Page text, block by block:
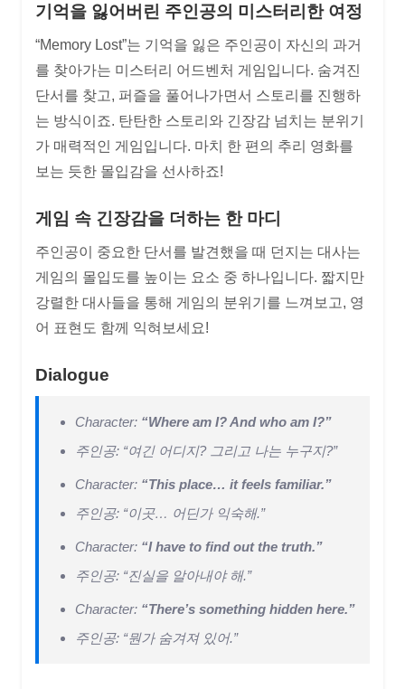
기억을 잃어버린 주인공의 미스터리한 여정
“Memory Lost”는 기억을 잃은 주인공이 자신의 과거
를 찾아가는 미스터리 어드벤처 게임입니다. 숨겨진
단서를 찾고, 퍼즐을 풀어나가면서 스토리를 진행하
는 방식이죠. 탄탄한 스토리와 긴장감 넘치는 분위기
가 매력적인 게임입니다. 마치 한 편의 추리 영화를
보는 듯한 몰입감을 선사하죠!
게임 속 긴장감을 더하는 한 마디
주인공이 중요한 단서를 발견했을 때 던지는 대사는
게임의 몰입도를 높이는 요소 중 하나입니다. 짧지만
강렬한 대사들을 통해 게임의 분위기를 느껴보고, 영
어 표현도 함께 익혀보세요!
Dialogue
Character: “Where am I? And who am I?”
주인공: “여긴 어디지? 그리고 나는 누구지?”
Character: “This place… it feels familiar.”
주인공: “이곳… 어딘가 익숙해.”
Character: “I have to find out the truth.”
주인공: “진실을 알아내야 해.”
Character: “There’s something hidden here.”
주인공: “뭔가 숨겨져 있어.”